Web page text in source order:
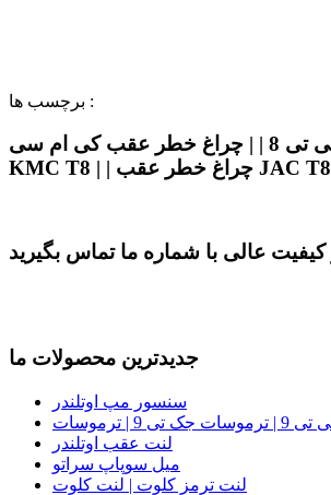
برچسب ها :
چراغ خطر عقب کی ام سی تی 8 | | قیمت چراغ خطر عقب کی ام سی تی 8 | | چراغ خطر عقب جک کی ام سی تی 8 | | چراغ خطر عقب کی ام سی t8 | | چراغ خطر عقب
KMC T8 | | چراغ خطر عقب JAC T8
جدیدترین محصولات ما
سنسور مپ اوتلندر
لنت عقب اوتلندر
میل سوپاپ سراتو
لنت ترمز کلوت | لنت کلوت